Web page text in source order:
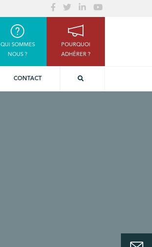
QUI SOMMES
NOUS ?
POURQUOI
ADHÉRER ?
CONTACT